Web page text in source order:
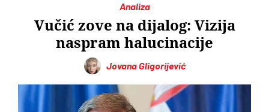
Analiza
Vučić zove na dijalog: Vizija
naspram halucinacije
Jovana Gligorijević